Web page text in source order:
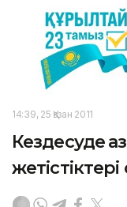
14:39, 25 Қазан 2011
Кездесуде